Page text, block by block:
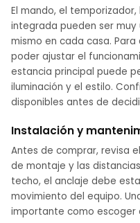
El mando, el
integrada pueden ser
mismo en cada casa.
poder ajustar el
estancia principal puede
iluminación y el estilo.
disponibles antes de
Instalación y
Antes de comprar, revisa
de montaje y las
techo, el anclaje debe
movimiento del equipo.
importante como escoger